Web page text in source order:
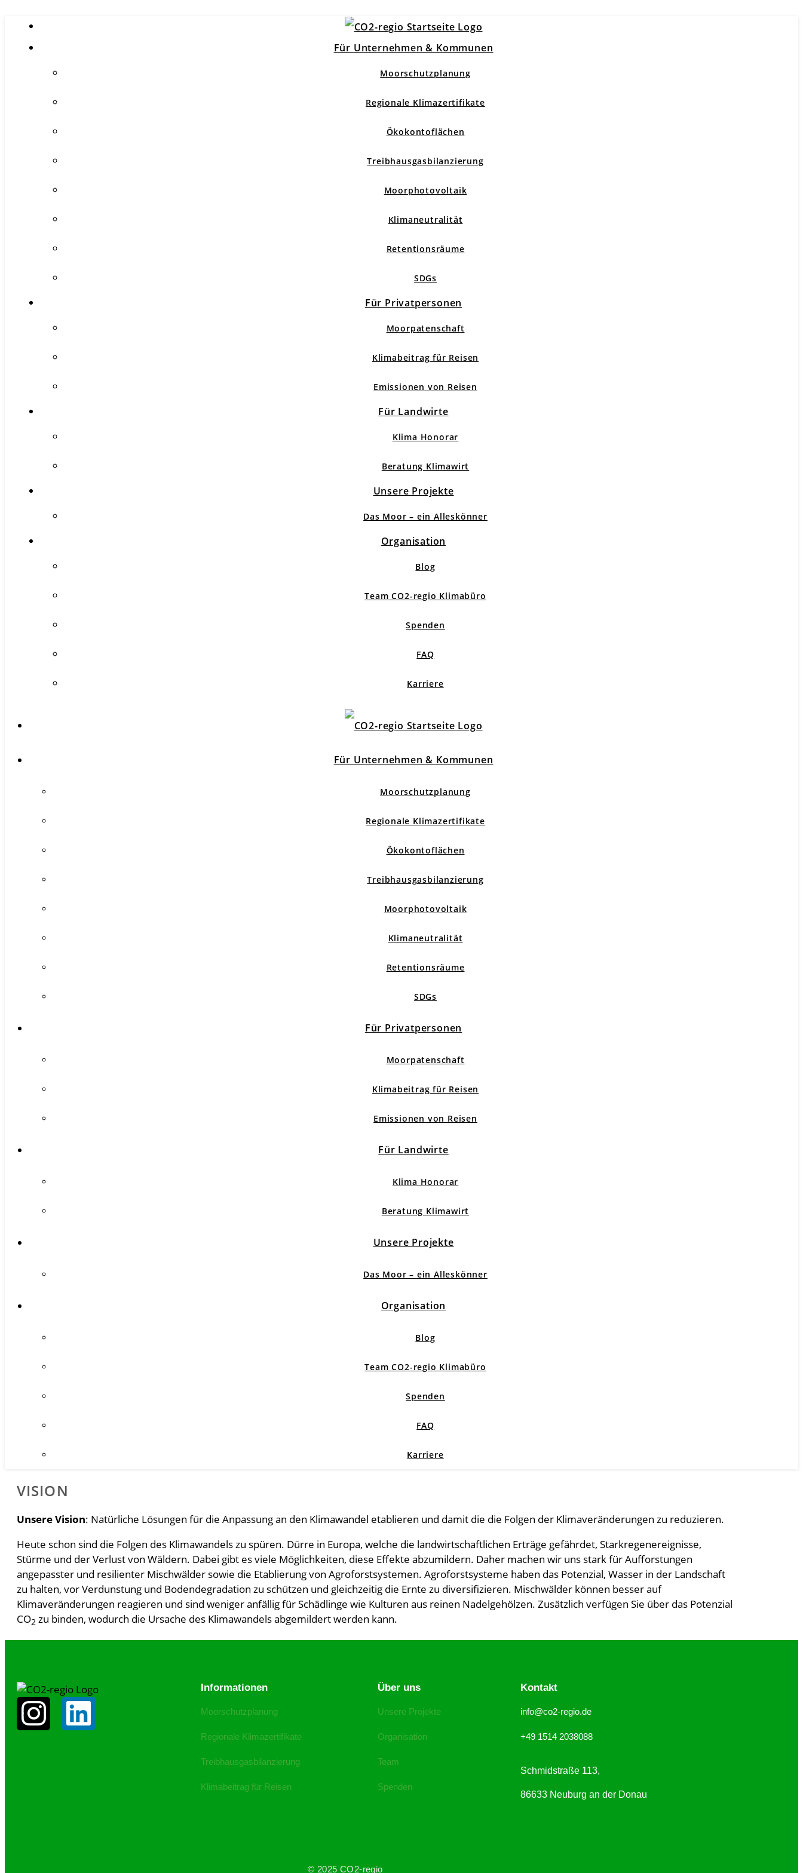
Für Unternehmen & Kommunen
Moorschutzplanung
Regionale Klimazertifikate
Ökokontoflächen
Treibhausgasbilanzierung
Moorphotovoltaik
Klimaneutralität
Retentionsräume
SDGs
Für Privatpersonen
Moorpatenschaft
Klimabeitrag für Reisen
Emissionen von Reisen
Für Landwirte
Klima Honorar
Beratung Klimawirt
Unsere Projekte
Das Moor – ein Alleskönner
Organisation
Blog
Team CO2-regio Klimabüro
Spenden
FAQ
Karriere
Für Unternehmen & Kommunen
Moorschutzplanung
Regionale Klimazertifikate
Ökokontoflächen
Treibhausgasbilanzierung
Moorphotovoltaik
Klimaneutralität
Retentionsräume
SDGs
Für Privatpersonen
Moorpatenschaft
Klimabeitrag für Reisen
Emissionen von Reisen
Für Landwirte
Klima Honorar
Beratung Klimawirt
Unsere Projekte
Das Moor – ein Alleskönner
Organisation
Blog
Team CO2-regio Klimabüro
Spenden
FAQ
Karriere
VISION
Unsere Vision: Natürliche Lösungen für die Anpassung an den Klimawandel etablieren und damit die die Folgen der Klimaveränderungen zu reduzieren.
Heute schon sind die Folgen des Klimawandels zu spüren. Dürre in Europa, welche die landwirtschaftlichen Erträge gefährdet, Starkregenereignisse,
Stürme und der Verlust von Wäldern. Dabei gibt es viele Möglichkeiten, diese Effekte abzumildern. Daher machen wir uns stark für Aufforstungen
angepasster und resilienter Mischwälder sowie die Etablierung von Agroforstsystemen. Agroforstsysteme haben das Potenzial, Wasser in der Landschaft
zu halten, vor Verdunstung und Bodendegradation zu schützen und gleichzeitig die Ernte zu diversifizieren. Mischwälder können besser auf
Klimaveränderungen reagieren und sind weniger anfällig für Schädlinge wie Kulturen aus reinen Nadelgehölzen. Zusätzlich verfügen Sie über das Potenzial
CO2 zu binden, wodurch die Ursache des Klimawandels abgemildert werden kann.
Informationen
Moorschutzplanung
Regionale Klimazertifikate
Treibhausgasbilanzierung
Klimabeitrag für Reisen
Über uns
Unsere Projekte
Organisation
Team
Spenden
Kontakt
info@co2-regio.de
+49 1514 2038088
Schmidstraße 113,
86633 Neuburg an der Donau
© 2025 CO2-regio